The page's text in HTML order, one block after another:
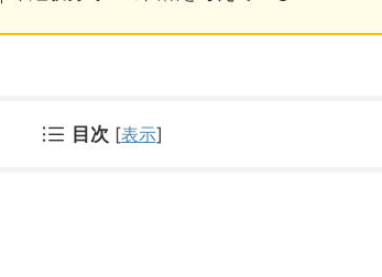
目次 [表示]